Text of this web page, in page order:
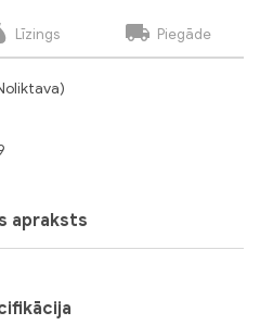
Līzings Piegāde
apraksts